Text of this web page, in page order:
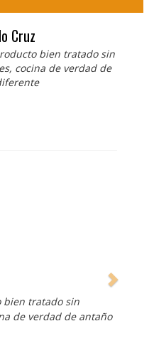
Cruz
bien tratado sin
cocina de verdad de
bien tratado sin
de verdad de antaño